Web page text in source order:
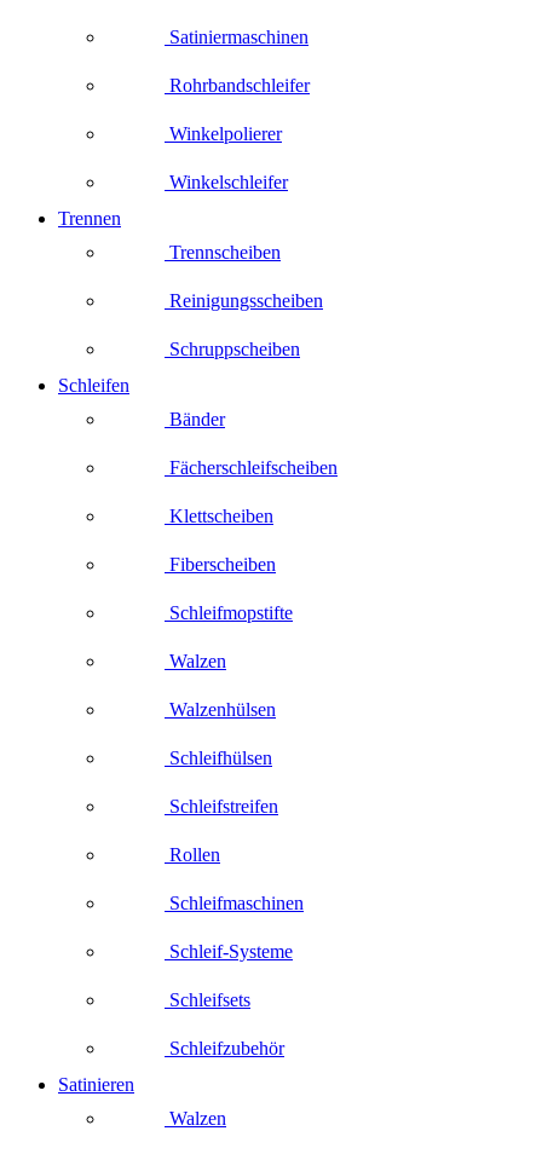
Satiniermaschinen
Rohrbandschleifer
Winkelpolierer
Winkelschleifer
Trennen
Trennscheiben
Reinigungsscheiben
Schruppscheiben
Schleifen
Bänder
Fächerschleifscheiben
Klettscheiben
Fiberscheiben
Schleifmopstifte
Walzen
Walzenhülsen
Schleifhülsen
Schleifstreifen
Rollen
Schleifmaschinen
Schleif-Systeme
Schleifsets
Schleifzubehör
Satinieren
Walzen